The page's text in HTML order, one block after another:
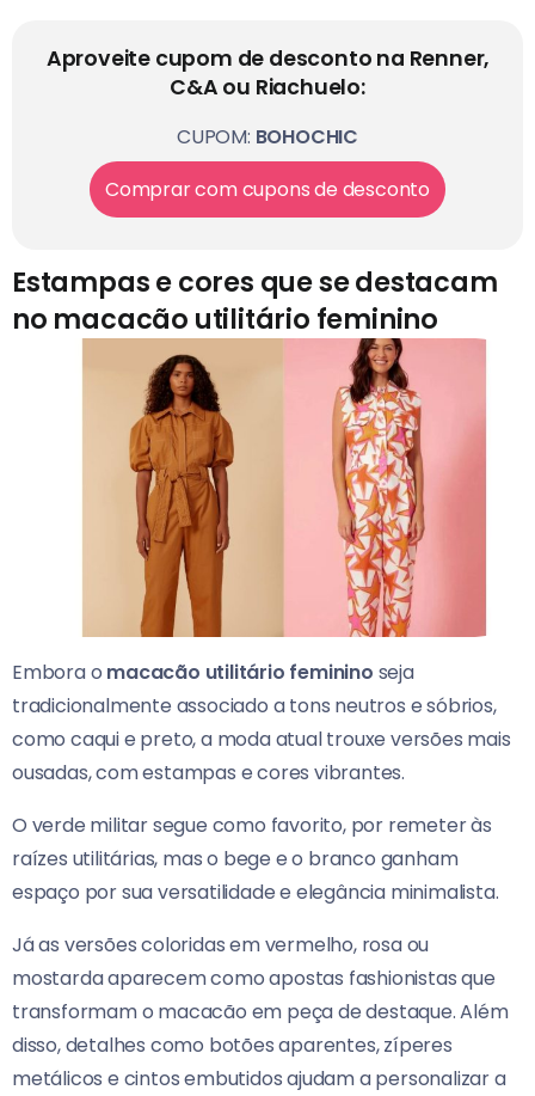
Aproveite cupom de desconto na Renner,
C&A ou Riachuelo:
CUPOM: BOHOCHIC
Comprar com cupons de desconto
Estampas e cores que se destacam
no macacão utilitário feminino
Embora o macacão utilitário feminino seja
tradicionalmente associado a tons neutros e sóbrios,
como caqui e preto, a moda atual trouxe versões mais
ousadas, com estampas e cores vibrantes.
O verde militar segue como favorito, por remeter às
raízes utilitárias, mas o bege e o branco ganham
espaço por sua versatilidade e elegância minimalista.
Já as versões coloridas em vermelho, rosa ou
mostarda aparecem como apostas fashionistas que
transformam o macacão em peça de destaque. Além
disso, detalhes como botões aparentes, zíperes
metálicos e cintos embutidos ajudam a personalizar a